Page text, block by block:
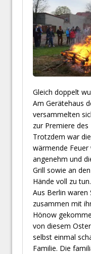
Gleich doppelt
Am Gerätehaus
versammelten
zur Premiere
Trotzdem war
wärmende
angenehm und
Grill sowie an
Hände voll zu tun.
Aus Berlin waren
zusammen mit
Hönow
von diesem
selbst einmal
Familie. Die